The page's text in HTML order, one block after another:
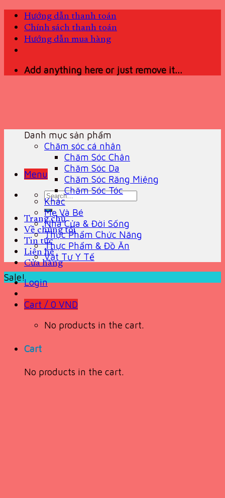
Skip
content
Hướng dẫn thanh toán
Chính sách thanh toán
Hướng dẫn mua hàng
Add anything here or just remove it...
Menu
Search
for:
Trang chủ
Về chúng tôi
Tin tức
Liên hệ
Cửa hàng
Login
Cart / 0 VND
No products in the cart.
Cart
No products in the cart.
Danh mục sản phẩm
Chăm sóc cá nhân
Chăm Sóc Chân
Chăm Sóc Da
Chăm Sóc Răng Miệng
Chăm Sóc Tóc
Khác
Mẹ Và Bé
Nhà Cửa & Đời Sống
Thực Phẩm Chức Năng
Thực Phẩm & Đồ Ăn
Vật Tư Y Tế
Sale!